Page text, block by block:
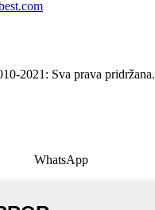
2021: Sva prava pridržana.
WhatsApp